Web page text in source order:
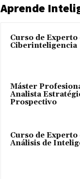
Aprende
Curso de Experto
Ciberinteligencia
Máster
Analista
Prospectivo
Curso de Experto
Análisis de